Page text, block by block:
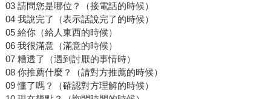
03 請問您是哪位？（接電話的時候）
04 我說完了（表示話說完了的時候）
05 給你（給人東西的時候）
06 我很滿意（滿意的時候）
07 糟透了（遇到討厭的事情時）
08 你推薦什麼？（請對方推薦的時候）
09 懂了嗎？（確認對方理解的時候）